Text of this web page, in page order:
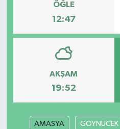
ÖĞLE
12:47
AKŞAM
19:52
AMASYA GÖYNÜCEK